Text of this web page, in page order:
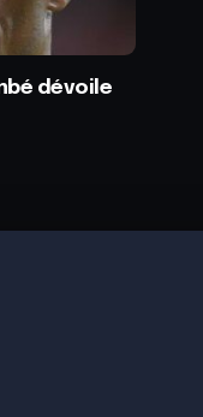
dévoile